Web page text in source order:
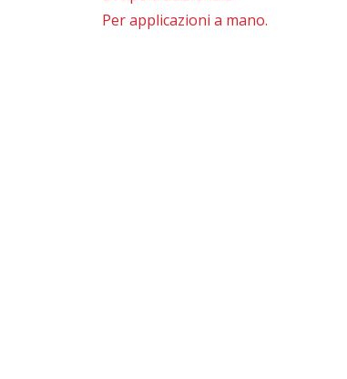
Per applicazioni a mano.